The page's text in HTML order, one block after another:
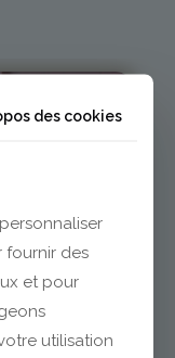
des cookies
fournir des
et pour
utilisation